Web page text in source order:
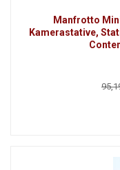
Manfrotto
Kamerastative,